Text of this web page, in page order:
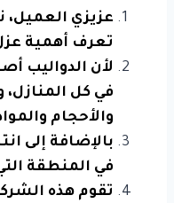
عزيزي
تعرف أهمية
لأن الدواليب
في كل المنازل،
والأحجام
بالإضافة إلى
في المنطقة
تقوم هذه